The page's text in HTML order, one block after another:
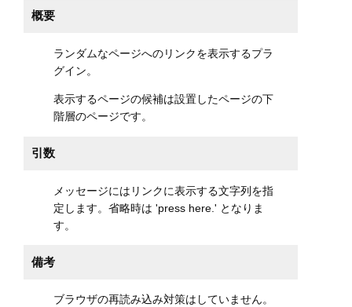
概要
ランダムなページへのリンクを表示するプラ
グイン。
表示するページの候補は設置したページの下
階層のページです。
引数
メッセージにはリンクに表示する文字列を指
定します。省略時は 'press here.' となりま
す。
備考
ブラウザの再読み込み対策はしていません。